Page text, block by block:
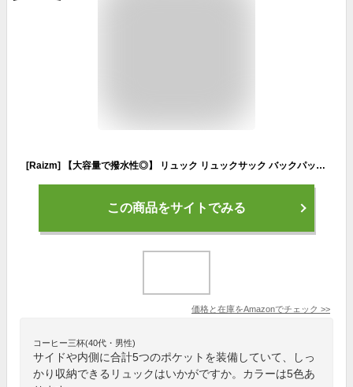
[Raizm] 【大容量で撥水性◎】 リュック リュックサック バックパック レディース 大容量 高校生 大学生 中学生 通学 パソコン 韓国 A4 (オフホワイト)
この商品をサイトでみる
価格と在庫をAmazonでチェック >>
コーヒー三杯(40代・男性)
サイドや内側に合計5つのポケットを装備していて、しっ
かり収納できるリュックはいかがですか。カラーは5色あ